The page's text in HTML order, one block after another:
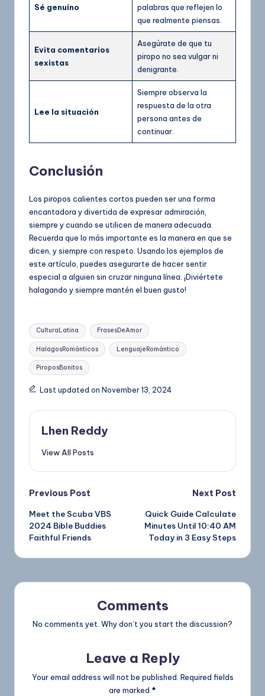
Sé genuino
palabras que reflejen lo
que realmente piensas.
Evita comentarios
sexistas
Asegúrate de que tu
piropo no sea vulgar ni
denigrante.
Lee la situación
Siempre observa la
respuesta de la otra
persona antes de
continuar.
Conclusión
Los piropos calientes cortos pueden ser una forma
encantadora y divertida de expresar admiración,
siempre y cuando se utilicen de manera adecuada.
Recuerda que lo más importante es la manera en que se
dicen, y siempre con respeto. Usando los ejemplos de
este artículo, puedes asegurarte de hacer sentir
especial a alguien sin cruzar ninguna línea. ¡Diviértete
halagando y siempre mantén el buen gusto!
CulturaLatina FrasesDeAmor
HalagosRománticos LenguajeRomántico
PiroposBonitos
Last updated on November 13, 2024
Lhen Reddy
View All Posts
Previous Post
Meet the Scuba VBS
2024 Bible Buddies
Faithful Friends
Next Post
Quick Guide Calculate
Minutes Until 10:40 AM
Today in 3 Easy Steps
Comments
No comments yet. Why don’t you start the discussion?
Leave a Reply
Your email address will not be published. Required fields
are marked *